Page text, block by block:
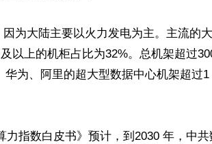
为大陆主要以火力发电为主。主流的
以上的机柜占比为32%。总机架超过
为、阿里的超大型数据中心机架超过
力指数白皮书》预计，到2030 年，中